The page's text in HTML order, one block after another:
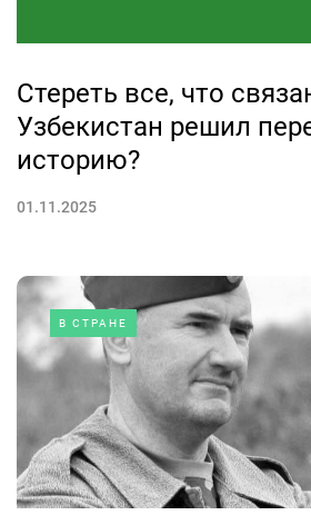
Стереть все, что
Узбекистан решил
историю?
01.11.2025
В СТРАНЕ